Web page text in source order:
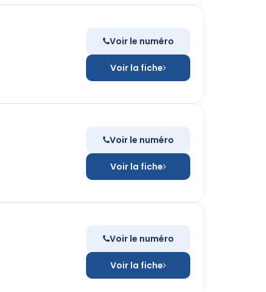
Voir le numéro
Voir la fiche
Voir le numéro
Voir la fiche
Voir le numéro
Voir la fiche